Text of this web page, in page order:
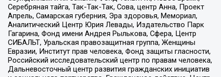
Серебряная тайга, Так-Так-Так, Сова, центр Анна, Проект
Апрель, Самарская губерния, Эра здоровья, Мемориал,
Аналитический Центр Юрия Левады, Издательство Парк
Гагарина, Фонд имени Андрея Рылькова, Сфера, Центр
СИБАЛЬТ, Уральская правозащитная группа, Женщины
Евразии, Институт прав человека, Фонд защиты гласности,
Российский исследовательский центр по правам человека,
Дальневосточный центр развития гражданских инициатив